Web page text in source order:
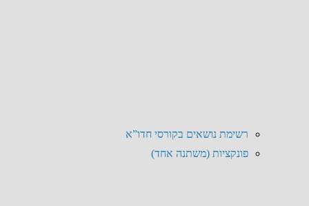
רשימת נושאים בקורסי חדו”א
פונקציות (משתנה אחד)